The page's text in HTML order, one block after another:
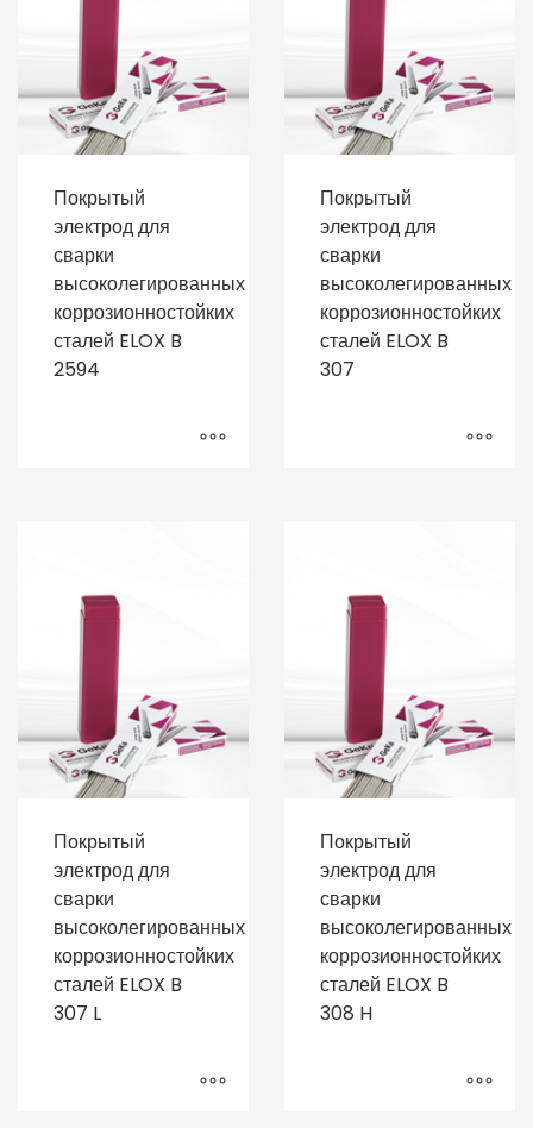
Покрытый
электрод для
сварки
высоколегированных
коррозионностойких
сталей ELOX B
2594
Покрытый
электрод для
сварки
высоколегированных
коррозионностойких
сталей ELOX B
307
Покрытый
электрод для
сварки
высоколегированных
коррозионностойких
сталей ELOX B
307 L
Покрытый
электрод для
сварки
высоколегированных
коррозионностойких
сталей ELOX B
308 H